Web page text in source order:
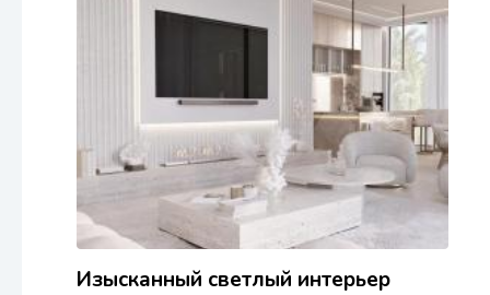
Изысканный светлый интерьер